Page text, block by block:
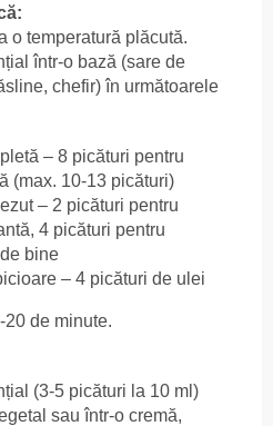
o temperatură plăcută.
într-o bază (sare de
chefir) în următoarele
– 8 picături pentru
(max. 10-13 picături)
– 2 picături pentru
4 picături pentru
bine
– 4 picături de ulei
20 de minute.
(3-5 picături la 10 ml)
sau într-o cremă,